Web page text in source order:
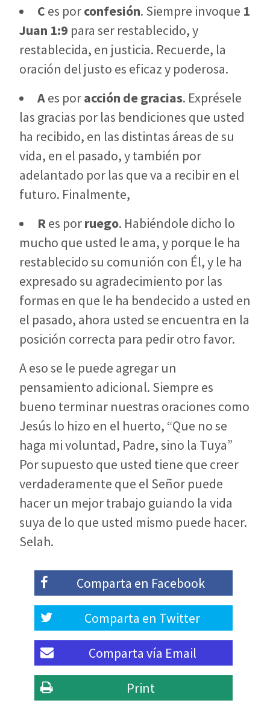
C es porconfesión. Siempre invoque 1
Juan 1:9 para ser restablecido, y
restablecida, en justicia. Recuerde, la
oración del justo es eficaz y poderosa.
Aes poracción degracias. Exprésele
las gracias por las bendiciones que usted
ha recibido, en las distintas áreas de su
vida, en el pasado, y también por
adelantado por las que va a recibir en el
futuro. Finalmente,
Res porruego. Habiéndole dicho lo
mucho que usted le ama, y porque le ha
restablecido su comunión con Él, y le ha
expresado su agradecimiento por las
formas en que le ha bendecido a usted en
el pasado, ahora usted se encuentra en la
posición correcta para pedir otro favor.
A eso se le puede agregar un
pensamiento adicional. Siempre es
bueno terminar nuestras oraciones como
Jesús lo hizo en el huerto, “Que no se
haga mi voluntad, Padre, sino la Tuya”
Por supuesto que usted tiene que creer
verdaderamente que el Señor puede
hacer un mejor trabajo guiando la vida
suya de lo que usted mismo puede hacer.
Selah.
Comparta en Facebook
Comparta en Twitter
Comparta vía Email
Print